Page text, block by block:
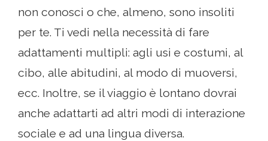
non conosci o che, almeno, sono insoliti
per te. Ti vedi nella necessità di fare
adattamenti multipli: agli usi e costumi, al
cibo, alle abitudini, al modo di muoversi,
ecc. Inoltre, se il viaggio è lontano dovrai
anche adattarti ad altri modi di interazione
sociale e ad una lingua diversa.